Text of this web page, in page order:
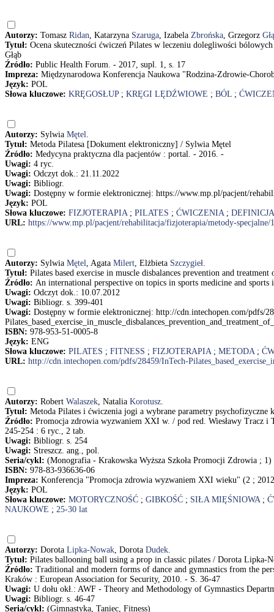
Autorzy: Tomasz Ridan, Katarzyna Szaruga, Izabela Zbrońska, Grzegorz
Tytuł: Ocena skuteczności ćwiczeń Pilates w leczeniu dolegliwości
Głąb
Źródło: Public Health Forum. - 2017, supl. 1, s. 17
Impreza: Międzynarodowa Konferencja Naukowa "Rodzina-Zdrowie-
Język: POL
Słowa kluczowe: KRĘGOSŁUP; KRĘGI LĘDŹWIOWE ; BÓL ;
Autorzy: Sylwia Mętel.
Tytuł: Metoda Pilatesa [Dokument elektroniczny] / Sylwia Mętel
Źródło: Medycyna praktyczna dla pacjentów : portal. - 2016. -
Uwagi: 4 ryc.
Uwagi: Odczyt dok.: 21.11.2022
Uwagi: Bibliogr.
Uwagi: Dostępny w formie elektronicznej: https://www.mp.pl/pacjent/
Język: POL
Słowa kluczowe: FIZJOTERAPIA; PILATES ; ĆWICZENIA; DEFINICJA
URL: https://www.mp.pl/pacjent/rehabilitacja/fizjoterapia/metody-specjalne/
Autorzy: Sylwia Mętel, Agata Milert, Elżbieta Szczygieł.
Tytuł: Pilates based exercise in muscle disbalances prevention and
Źródło: An international perspective on topics in sports medicine and
Uwagi: Odczyt dok.: 10.07.2012
Uwagi: Bibliogr. s. 399-401
Uwagi: Dostępny w formie elektronicznej: http://cdn.intechopen.com/pdfs/
ISBN: 978-953-51-0005-8
Język: ENG
Słowa kluczowe: PILATES ; FITNESS ; FIZJOTERAPIA; METODA;
URL: http://cdn.intechopen.com/pdfs/28459/InTech-
Autorzy: Robert Walaszek, Natalia Korotusz.
Tytuł: Metoda Pilates i ćwiczenia jogi a wybrane parametry
Źródło: Promocja zdrowia wyzwaniem XXI w. / pod red. Wiesławy Tracz i
245-254 : 6 ryc., 2 tab.
Uwagi: Bibliogr. s. 254
Uwagi: Streszcz. ang., pol.
Seria/cykl: (Monografia - Krakowska Wyższa Szkoła Promocji Zdrowia ; 1)
ISBN: 978-83-936636-06
Impreza: Konferencja "Promocja zdrowia wyzwaniem XXI wieku" (2 ;
Język: POL
Słowa kluczowe: MOTORYCZNOŚĆ ; GIBKOŚĆ ; SIŁA MIĘŚNIOWA;
NAUKOWE ; 25-30 lat
Autorzy: Dorota Lipka-Nowak, Dorota Dudek.
Tytuł: Pilates ballooning ball using a prop in classic pilates / Dorota Lipka-
Źródło: Traditional and modern forms of dance and gymnastics from the
Kraków : European Association for Security, 2010. - S. 36-47
Uwagi: U dołu okł.: AWF - Theory and Methodology of Gymnastics
Uwagi: Bibliogr. s. 46-47
Seria/cykl: (Gimnastyka, Taniec, Fitness)